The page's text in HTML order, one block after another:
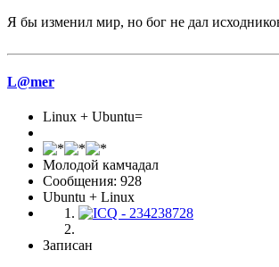
Я бы изменил мир, но бог не дал
L@mer
Linux + Ubuntu=
Молодой камчадал
Сообщения: 928
Ubuntu + Linux
Записан